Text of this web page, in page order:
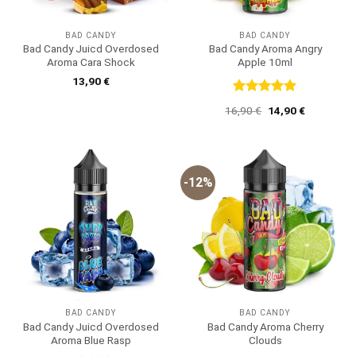
BAD CANDY
Bad Candy Juicd Overdosed
Aroma Cara Shock
13,90€
BAD CANDY
Bad Candy Aroma Angry
Apple 10ml
mit 5 von
16,90€ Ursprünglicher
Preis
14,90€Aktueller
BAD CANDY
Bad Candy Juicd Overdosed
Aroma Blue Rasp
-12%
BAD CANDY
Bad Candy Aroma Cherry
Clouds